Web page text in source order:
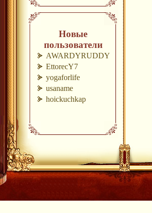
Новые
пользователи
AWARDYRUDDY
EttorecY7
yogaforlife
usaname
hoickuchkap